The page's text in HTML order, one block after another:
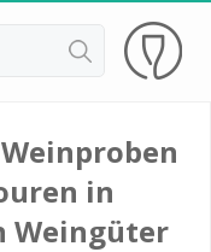
in
Weingüter